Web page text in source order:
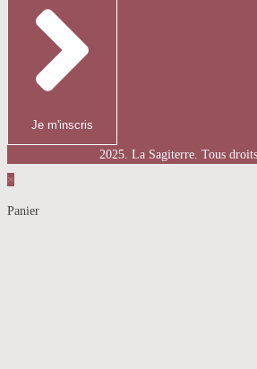
Je m'inscris
2025. La Sagiterre. Tous
×
Panier